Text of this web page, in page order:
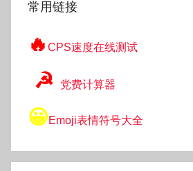
常用链接
🔥 CPS速度在线测试
☭ 党费计算器
😀Emoji表情符号大全